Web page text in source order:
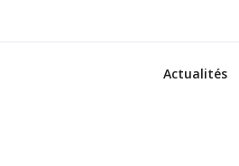
Actualités